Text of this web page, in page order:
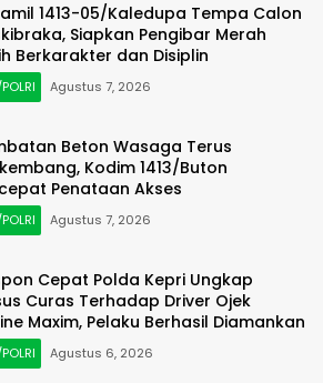
1413-05/Kaledupa Tempa Calon
Siapkan Pengibar Merah
Berkarakter dan Disiplin
Agustus 7, 2026
Beton Wasaga Terus
Kodim 1413/Buton
Penataan Akses
Agustus 7, 2026
Cepat Polda Kepri Ungkap
Curas Terhadap Driver Ojek
Maxim, Pelaku Berhasil Diamankan
Agustus 6, 2026